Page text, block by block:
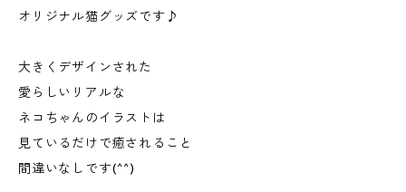
オリジナル猫グッズです♪
大きくデザインされた
愛らしいリアルな
ネコちゃんのイラストは
見ているだけで癒されること
間違いなしです(^^)